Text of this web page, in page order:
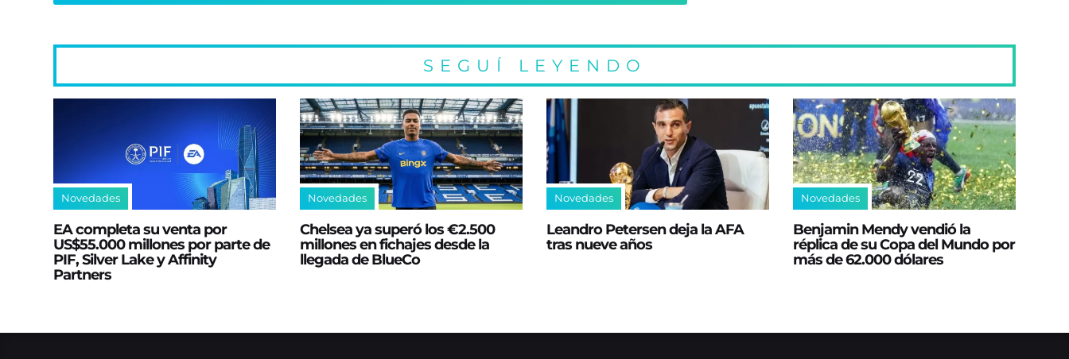
SEGUÍ LEYENDO
Novedades
EA completa su venta por
US$55.000 millones por parte de
PIF, Silver Lake y Affinity
Partners
Novedades
Chelsea ya superó los €2.500
millones en fichajes desde la
llegada de BlueCo
Novedades
Leandro Petersen deja la AFA
tras nueve años
Novedades
Benjamin Mendy vendió la
réplica de su Copa del Mundo por
más de 62.000 dólares